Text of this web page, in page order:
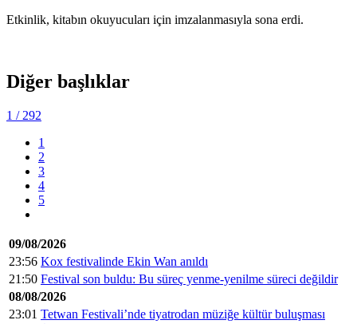
Etkinlik, kitabın okuyucuları için imzalanmasıyla sona erdi.
Diğer başlıklar
1 / 292
1
2
3
4
5
09/08/2026
23:56 Kox festivalinde Ekin Wan anıldı
21:50 Festival son buldu: Bu süreç yenme-yenilme süreci değildir
08/08/2026
23:01 Tetwan Festivali’nde tiyatrodan müziğe kültür buluşması